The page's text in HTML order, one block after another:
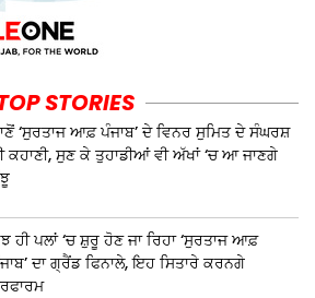
STORIES
‘ਸੁਰਤਾਜ ਆਫ਼ ਪੰਜਾਬ’ ਦੇ ਵਿਨਰ ਸੁਮਿਤ ਦੇ ਸੰਘਰਸ਼
ਕਹਾਣੀ, ਸੁਣ ਕੇ ਤੁਹਾਡੀਆਂ ਵੀ ਅੱਖਾਂ ‘ਚ ਆ ਜਾਣਗੇ
ਹੀ ਪਲਾਂ ‘ਚ ਸ਼ੁਰੂ ਹੋਣ ਜਾ ਰਿਹਾ ‘ਸੁਰਤਾਜ ਆਫ਼
ਦਾ ਗ੍ਰੈਂਡ ਫਿਨਾਲੇ, ਇਹ ਸਿਤਾਰੇ ਕਰਨਗੇ